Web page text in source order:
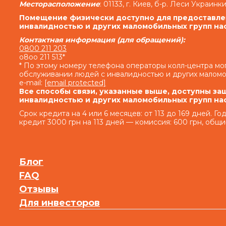
день просрочки на сумму задолженности,
выдачу Кредита (если условия Договора
денежных средств (если условия
денежных средств) и/или на просроченную
Кредитодатель не начисляет проценты
Совокупная сумма начисленных процентов
нарушение исполнения обязательств на
Кредитодателя по Договору, с учетом
дополнительных
Право финансового учреждения в
«Кредитодатель имеет право в случае,
обязанностей и несоблюдения условий,
Процентов за пользование Кредитом и
части долга по Кредиту и/или Процентов за
Месторасположение: 01133, г. Киев, б-р. Леси
Помещение физически доступно для
инвалидностью и других маломобильных групп
Контактная информация (для обращений):
0800 211 203
o8oo 211 513*
* По этому номеру телефона операторы колл-центра
обслуживании людей с инвалидностью и других
e-mail: [email protected]
Все способы связи, указанные выше, доступны
инвалидностью и других маломобильных групп
Срок кредита на 4 или 6 месяцев: от 113 до 169 дней.
кредит 3000 грн на 113 дней — комиссия: 600 грн,
Блог
FAQ
Отзывы
Для инвесторов